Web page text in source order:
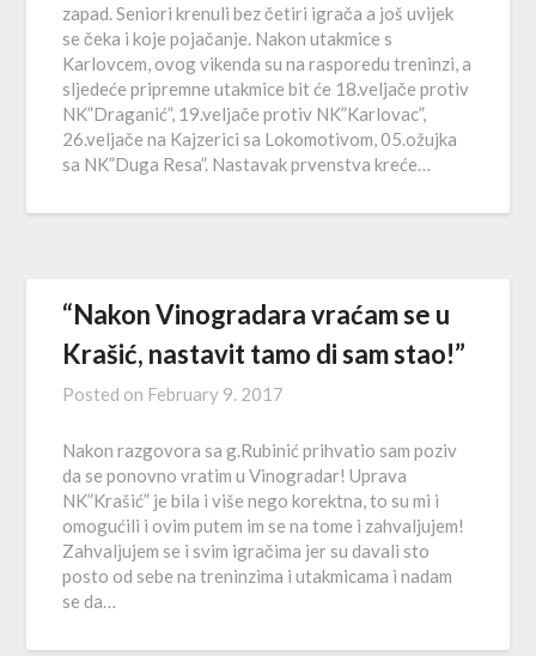
zapad. Seniori krenuli bez četiri igrača a još uvijek
se čeka i koje pojačanje. Nakon utakmice s
Karlovcem, ovog vikenda su na rasporedu treninzi, a
sljedeće pripremne utakmice bit će 18.veljače protiv
NK”Draganić”, 19.veljače protiv NK”Karlovac”,
26.veljače na Kajzerici sa Lokomotivom, 05.ožujka
sa NK”Duga Resa”. Nastavak prvenstva kreće…
“Nakon Vinogradara vraćam se u
Krašić, nastavit tamo di sam stao!”
Posted on February 9. 2017
Nakon razgovora sa g.Rubinić prihvatio sam poziv
da se ponovno vratim u Vinogradar! Uprava
NK”Krašić” je bila i više nego korektna, to su mi i
omogućili i ovim putem im se na tome i zahvaljujem!
Zahvaljujem se i svim igračima jer su davali sto
posto od sebe na treninzima i utakmicama i nadam
se da…